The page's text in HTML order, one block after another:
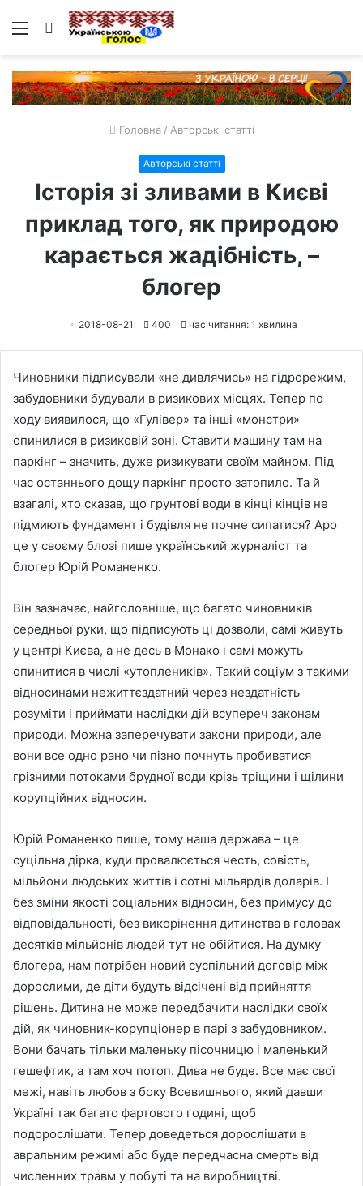
Меню Пошук
Головна / Авторські статті
Авторські статті
Історія зі зливами в Києві
приклад того, як природою
карається жадібність, –
блогер
2018-08-21 400 час читання: 1 хвилина
Чиновники підписували «не дивлячись» на гідрорежим,
забудовники будували в ризикових місцях. Тепер по
ходу виявилося, що «Гулівер» та інші «монстри»
опинилися в ризиковій зоні. Ставити машину там на
паркінг – значить, дуже ризикувати своїм майном. Під
час останнього дощу паркінг просто затопило. Та й
взагалі, хто сказав, що грунтові води в кінці кінців не
підмиють фундамент і будівля не почне сипатися? Аро
це у своєму блозі пише український журналіст та
блогер Юрій Романенко.
Він зазначає, найголовніше, що багато чиновників
середньої руки, що підписують ці дозволи, самі живуть
у центрі Києва, а не десь в Монако і самі можуть
опинитися в числі «утоплеників». Такий соціум з такими
відносинами нежиттєздатний через нездатність
розуміти і приймати наслідки дій всупереч законам
природи. Можна заперечувати закони природи, але
вони все одно рано чи пізно почнуть пробиватися
грізними потоками брудної води крізь тріщини і щілини
корупційних відносин.
Юрій Романенко пише, тому наша держава – це
суцільна дірка, куди провалюється честь, совість,
мільйони людських життів і сотні мільярдів доларів. І
без зміни якості соціальних відносин, без примусу до
відповідальності, без викорінення дитинства в головах
десятків мільйонів людей тут не обійтися. На думку
блогера, нам потрібен новий суспільний договір між
дорослими, де діти будуть відсічені від прийняття
рішень. Дитина не може передбачити наслідки своїх
дій, як чиновник-корупціонер в парі з забудовником.
Вони бачать тільки маленьку пісочницю і маленький
гешефтик, а там хоч потоп. Дива не буде. Все має свої
межі, навіть любов з боку Всевишнього, який давши
Україні так багато фартового годині, щоб
подорослішати. Тепер доведеться дорослішати в
авральним режимі або буде передчасна смерть від
численних травм у побуті та на виробництві.